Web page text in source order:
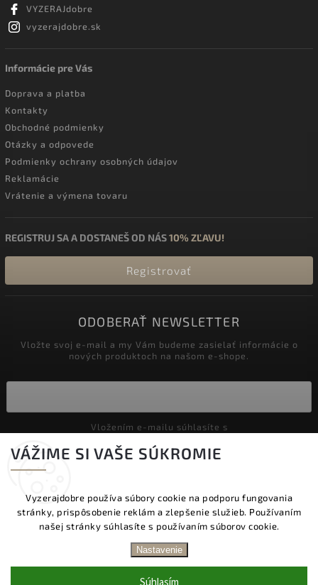
VÁŽIME SI VAŠE SÚKROMIE
Vyzerajdobre používa súbory cookie na podporu fungovania
stránky, prispôsobenie reklám a zlepšenie služieb. Používaním
našej stránky súhlasíte s používaním súborov cookie.
Nastavenie
DOPRAVA ZADARMO NAD 60 € | DODANIE V
PRACOVNÝCH DŇOCH DO 24 HOD. | BEZPLATNÁ
VÝMENA TOVARU | ZĽAVA 10 % NA PRVÝ NÁKUP
VYZERAJdobre
vyzerajdobre.sk
Informácie pre Vás
Doprava a platba
Kontakty
Obchodné podmienky
Otázky a odpovede
Podmienky ochrany osobných údajov
Reklamácie
Vrátenie a výmena tovaru
REGISTRUJ SA A DOSTANEŠ OD NÁS10% ZĽAVU!
Registrovať
ODOBERAŤ NEWSLETTER
Vložte svoj e-mail a my Vám budeme zasielať informácie o
nových produktoch na našom e-shope.
Copyright 2026Vyzeraj dobre. Všetky práva vyhradené.
Upraviť nastavenie cookies
Shoptet| DesignShoptak.cz.